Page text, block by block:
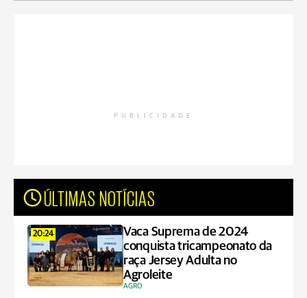
PUBLICIDADE
ÚLTIMAS NOTÍCIAS
20:24
Vaca Suprema de 2024
conquista tricampeonato da
raça Jersey Adulta no
Agroleite
AGRO